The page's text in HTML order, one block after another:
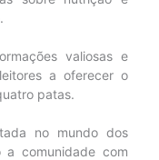
valiosas e
a oferecer o
patas.
no mundo dos
a comunidade com